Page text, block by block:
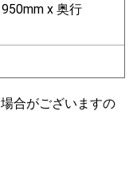
x 奥行
合がございますの